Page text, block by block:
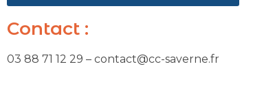
Contact :
03 88 71 12 29 – contact@cc-saverne.fr